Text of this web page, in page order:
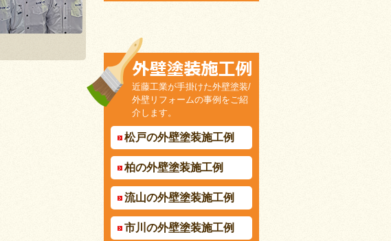
近藤工業が手掛けた外壁塗装/
外壁リフォームの事例をご紹
介します。
松戸の外壁塗装施工例
柏の外壁塗装施工例
流山の外壁塗装施工例
市川の外壁塗装施工例